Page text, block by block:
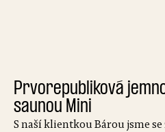
Prvorepubliková
saunou Mini
S naší klientkou Bárou jsme